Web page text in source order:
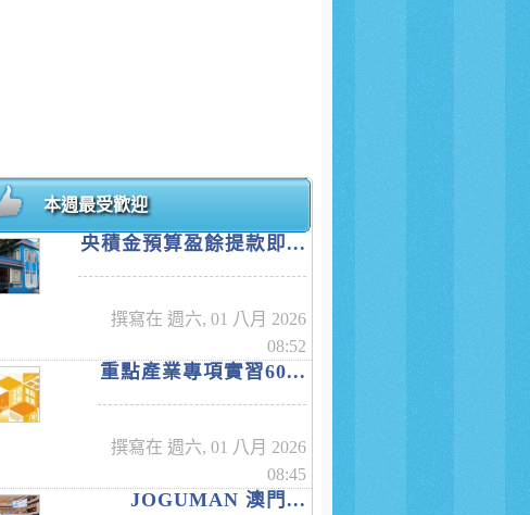
本週最受歡迎
央積金預算盈餘提款即...
撰寫在 週六, 01 八月 2026
08:52
重點產業專項實習60...
撰寫在 週六, 01 八月 2026
08:45
JOGUMAN 澳門...